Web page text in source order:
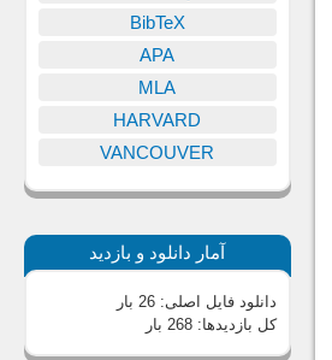
BibTeX
APA
MLA
HARVARD
VANCOUVER
آمار دانلود و بازدید
دانلود فایل اصلی:26 بار
کل بازدیدها:268 بار